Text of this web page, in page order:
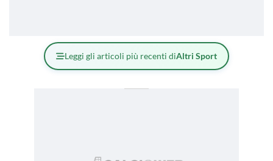
Leggi gli articoli più recenti diAltri Sport